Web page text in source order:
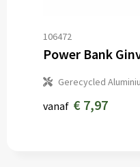
106472
Power Bank
Gerecycled
vanaf € 7,97